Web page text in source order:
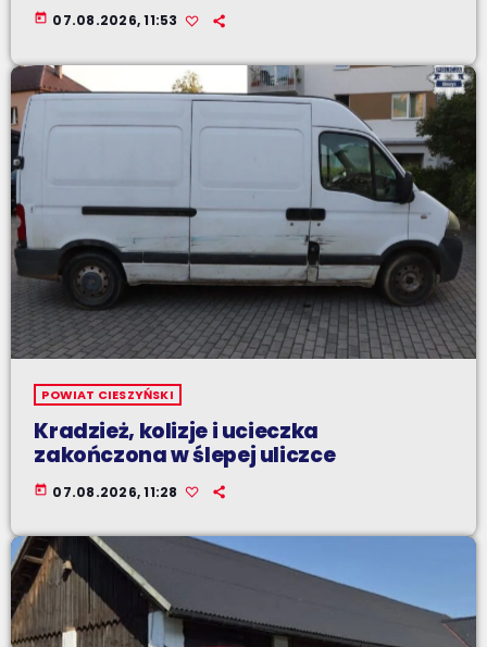
today 07.08.2026, 11:53
POWIAT CIESZYŃSKI
Kradzież, kolizje i ucieczka
zakończona w ślepej uliczce
today 07.08.2026, 11:28